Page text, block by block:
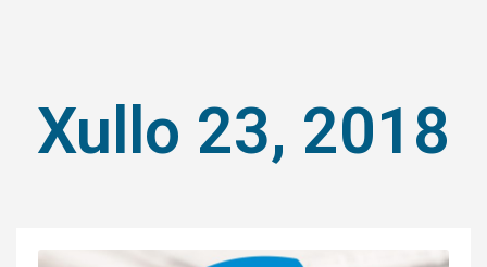
Xullo 23, 2018